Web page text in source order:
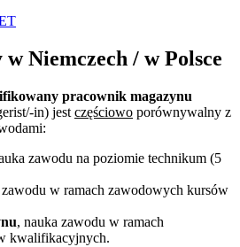
w Niemczech / w Polsce
pracownik magazynu
in) jest częściowo porównywalny z
zawodu na poziomie technikum (5
zawodu w ramach zawodowych kursów
, nauka zawodu w ramach
kwalifikacyjnych.